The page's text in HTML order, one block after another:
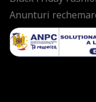
Anunturi